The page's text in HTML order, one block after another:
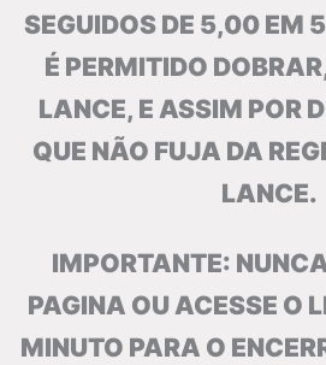
SEGUIDOS DE 5,00 EM
É PERMITIDO
LANCE, E ASSIM POR
QUE NÃO FUJA DA
LANCE.
IMPORTANTE:
PAGINA OU ACESSE O
MINUTO PARA O